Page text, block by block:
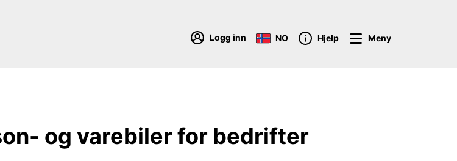
Logg inn NO Hjelp Meny
og varebiler for bedrifter